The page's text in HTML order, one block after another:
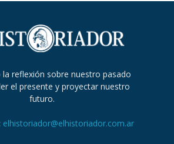
la reflexión sobre nuestro pasado
el presente y proyectar nuestro
futuro.
elhistoriador@elhistoriador.com.ar